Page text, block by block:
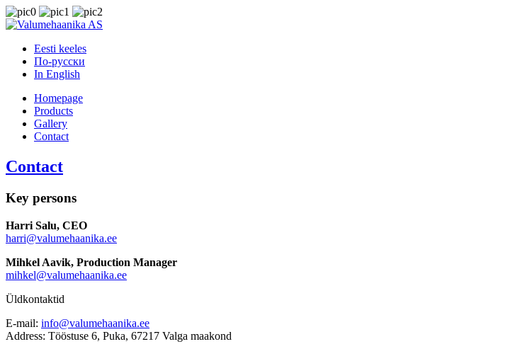
Eesti keeles
По-русски
In English
Homepage
Products
Gallery
Contact
Contact
Key persons
Harri Salu, CEO
harri@valumehaanika.ee
Mihkel Aavik, Production Manager
mihkel@valumehaanika.ee
Üldkontaktid
E-mail: info@valumehaanika.ee
Address: Tööstuse 6, Puka, 67217 Valga maakond